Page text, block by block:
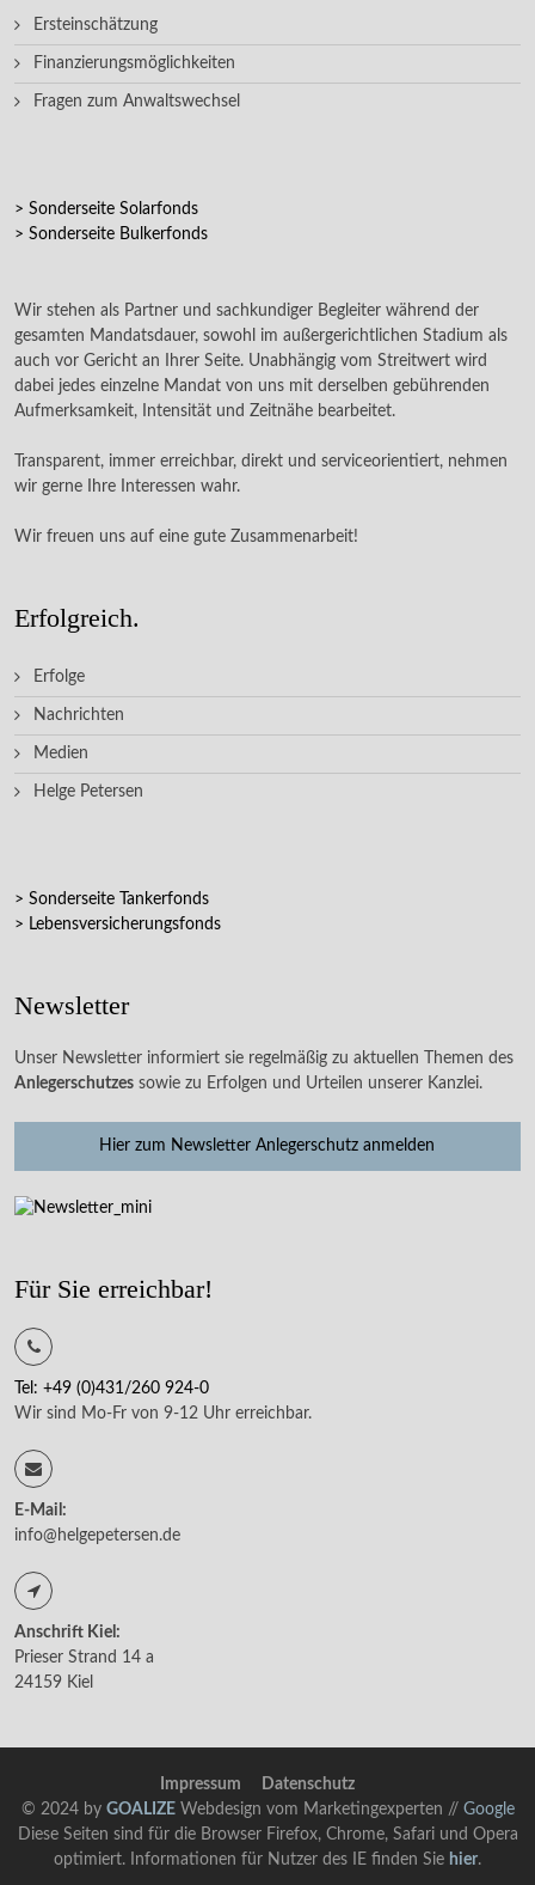
Ersteinschätzung
Finanzierungsmöglichkeiten
Fragen zum Anwaltswechsel
> Sonderseite Solarfonds
> Sonderseite Bulkerfonds
Wir stehen als Partner und sachkundiger Begleiter während der
gesamten Mandatsdauer, sowohl im außergerichtlichen Stadium als
auch vor Gericht an Ihrer Seite. Unabhängig vom Streitwert wird
dabei jedes einzelne Mandat von uns mit derselben gebührenden
Aufmerksamkeit, Intensität und Zeitnähe bearbeitet.
Transparent, immer erreichbar, direkt und serviceorientiert, nehmen
wir gerne Ihre Interessen wahr.
Wir freuen uns auf eine gute Zusammenarbeit!
Erfolgreich.
Erfolge
Nachrichten
Medien
Helge Petersen
> Sonderseite Tankerfonds
> Lebensversicherungsfonds
Newsletter
Unser Newsletter informiert sie regelmäßig zu aktuellen Themen des
Anlegerschutzes sowie zu Erfolgen und Urteilen unserer Kanzlei.
Hier zum Newsletter Anlegerschutz anmelden
Für Sie erreichbar!
Tel: +49 (0)431/260 924-0
Wir sind Mo-Fr von 9-12 Uhr erreichbar.
E-Mail:
info@helgepetersen.de
Anschrift Kiel:
Prieser Strand 14 a
24159 Kiel
Impressum
Datenschutz
© 2024 by GOALIZEWebdesign vom Marketingexperten // Google
Diese Seiten sind für die Browser Firefox, Chrome, Safari und Opera
optimiert. Informationen für Nutzer des IE finden Sie hier.